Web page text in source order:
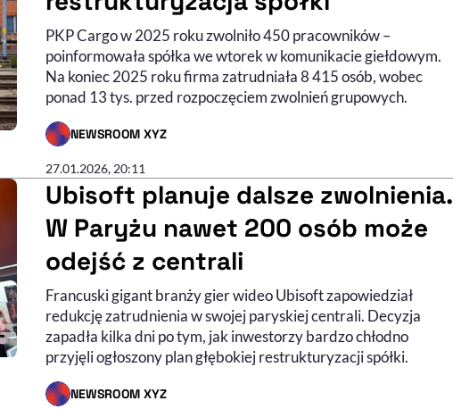
PKP Cargo w 2025 roku zwolniło 450 pracowników –
poinformowała spółka we wtorek w komunikacie giełdowym.
Na koniec 2025 roku firma zatrudniała 8 415 osób, wobec
ponad 13 tys. przed rozpoczęciem zwolnień grupowych.
NEWSROOM XYZ
- AUTOR ARTYKUŁU - PROFIL
27.01.2026, 20:11
Ubisoft planuje dalsze zwolnienia.
W Paryżu nawet 200 osób może
odejść z centrali
Francuski gigant branży gier wideo Ubisoft zapowiedział
redukcję zatrudnienia w swojej paryskiej centrali. Decyzja
zapadła kilka dni po tym, jak inwestorzy bardzo chłodno
przyjęli ogłoszony plan głębokiej restrukturyzacji spółki.
NEWSROOM XYZ
- AUTOR ARTYKUŁU - PROFIL